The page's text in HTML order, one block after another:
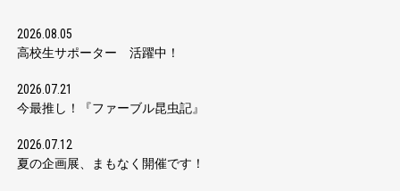
2026.08.05
高校生サポーター 活躍中！
2026.07.21
今最推し！『ファーブル昆虫記』
2026.07.12
夏の企画展、まもなく開催です！